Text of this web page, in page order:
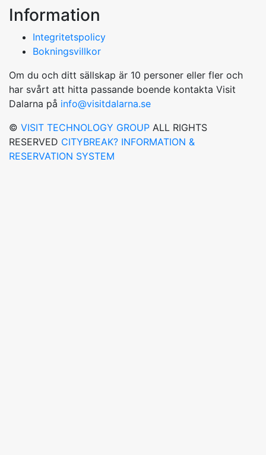
Information
Integritetspolicy
Bokningsvillkor
Om du och ditt sällskap är 10 personer eller fler och
har svårt att hitta passande boende kontakta Visit
Dalarna på info@visitdalarna.se
© VISIT TECHNOLOGY GROUP ALL RIGHTS
RESERVED CITYBREAK? INFORMATION &
RESERVATION SYSTEM